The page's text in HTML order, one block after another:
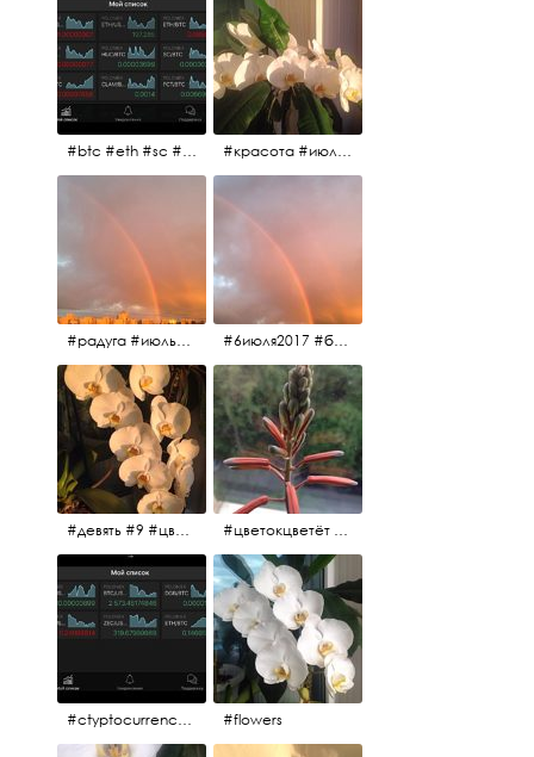
#btc #eth #sc #xrp #etc #maid #sys #naut #strat #pasc #dash #xmr #nxt #usdt #ltc#lsk #zec #str #rep #coin #markets #bitcoin #красота #июльскоеутро
#радуга #июльскоеутро #радугавовсёнебо #6июля2017 #6июля2017 #белыеночи #питерскоеутро #джулаймонинг #июльскоеутро #радугавовсёнебо #радуга #дождик
#девять #9 #цветы #цветокцветёт #flowers
#ctyptocurrency #btc #eth #flowers